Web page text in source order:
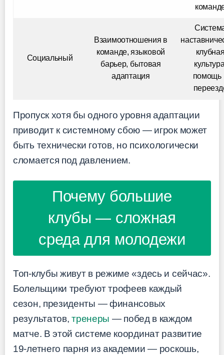
Социальный
Взаимоотношения в
команде, языковой
барьер, бытовая
адаптация
помощь
Пропуск хотя бы одного уровня адаптации
приводит к системному сбою — игрок может
быть технически готов, но психологически
сломается под давлением.
Почему большие
клубы — сложная
среда для молодежи
Топ-клубы живут в режиме «здесь и сейчас».
Болельщики требуют трофеев каждый
сезон, президенты — финансовых
результатов,тренеры — побед в каждом
матче. В этой системе координат развитие
19-летнего парня из академии — роскошь,